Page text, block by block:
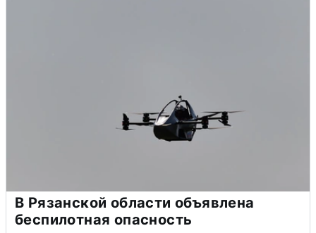
В Рязанской области объявлена
беспилотная опасность